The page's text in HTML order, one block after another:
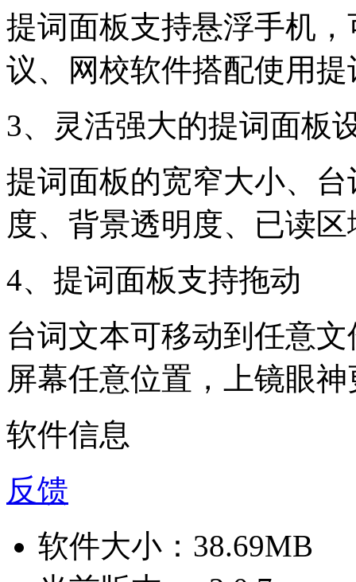
提词面板支持悬浮手机
议、网校软件搭配使用
3、灵活强大的提词面板
提词面板的宽窄大小、
度、背景透明度、已读
4、提词面板支持拖动
台词文本可移动到任意
屏幕任意位置，上镜眼
软件信息
反馈
软件大小： 38.69MB